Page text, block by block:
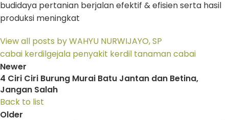
budidaya pertanian berjalan efektif & efisien serta hasil
produksi meningkat
View all posts by WAHYU NURWIJAYO, SP
cabai kerdilgejala penyakit kerdil tanaman cabai
Newer
4 Ciri Ciri Burung Murai Batu Jantan dan Betina,
Jangan Salah
Back to list
Older